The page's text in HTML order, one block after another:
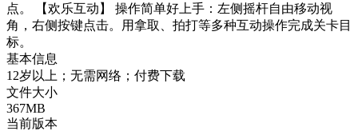
点。 【欢乐互动】 操作简单好上手：左侧摇杆自由移动视
角，右侧按键点击。用拿取、拍打等多种互动操作完成关卡目
标。
基本信息
12岁以上；无需网络；付费下载
文件大小
367MB
当前版本